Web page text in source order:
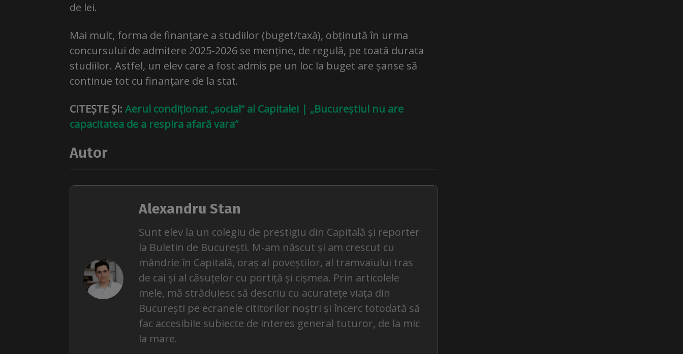
de lei.
Mai mult, forma de finanțare a studiilor (buget/taxă), obținută în urma
concursului de admitere 2025-2026 se menține, de regulă, pe toată durata
studiilor. Astfel, un elev care a fost admis pe un loc la buget are șanse să
continue tot cu finanțare de la stat.
CITEȘTE ȘI: Aerul condiționat „social“ al Capitalei | „Bucureștiul nu are
capacitatea de a respira afară vara“
Autor
Alexandru Stan
Sunt elev la un colegiu de prestigiu din Capitală și reporter
la Buletin de București. M-am născut și am crescut cu
mândrie în Capitală, oraș al poveștilor, al tramvaiului tras
de cai și al căsuțelor cu portiță și cișmea. Prin articolele
mele, mă străduiesc să descriu cu acuratețe viața din
București pe ecranele cititorilor noștri și încerc totodată să
fac accesibile subiecte de interes general tuturor, de la mic
la mare.